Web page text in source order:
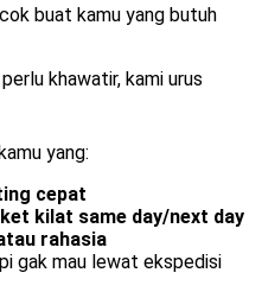
buat kamu yang butuh
khawatir, kami urus
yang:
cepat
kilat same day/next day
rahasia
gak mau lewat ekspedisi